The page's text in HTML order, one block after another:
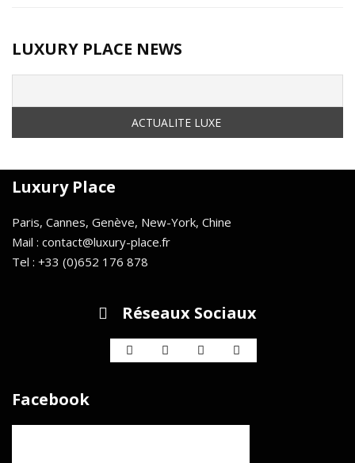
LUXURY PLACE NEWS
Luxury Place
Paris, Cannes, Genève, New-York, Chine
Mail : contact@luxury-place.fr
Tel : +33 (0)652 176 878
Réseaux Sociaux
Facebook